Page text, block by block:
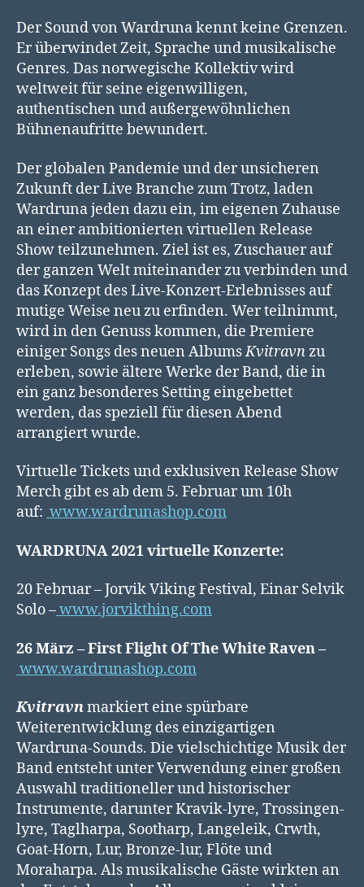
Der Sound von Wardruna kennt keine Grenzen.
Er überwindet Zeit, Sprache und musikalische
Genres. Das norwegische Kollektiv wird
weltweit für seine eigenwilligen,
authentischen und außergewöhnlichen
Bühnenaufritte bewundert.
Der globalen Pandemie und der unsicheren
Zukunft der Live Branche zum Trotz, laden
Wardruna jeden dazu ein, im eigenen Zuhause
an einer ambitionierten virtuellen Release
Show teilzunehmen. Ziel ist es, Zuschauer auf
der ganzen Welt miteinander zu verbinden und
das Konzept des Live-Konzert-Erlebnisses auf
mutige Weise neu zu erfinden. Wer teilnimmt,
wird in den Genuss kommen, die Premiere
einiger Songs des neuen AlbumsKvitravnzu
erleben, sowie ältere Werke der Band, die in
ein ganz besonderes Setting eingebettet
werden, das speziell für diesen Abend
arrangiert wurde.
Virtuelle Tickets und exklusiven Release Show
Merch gibt es ab dem 5. Februar um 10h
auf: www.wardrunashop.com
WARDRUNA 2021 virtuelle Konzerte:
20 Februar – Jorvik Viking Festival, Einar Selvik
Solo –www.jorvikthing.com
26 März – First Flight Of The White Raven –
www.wardrunashop.com
Kvitravnmarkiert eine spürbare
Weiterentwicklung des einzigartigen
Wardruna-Sounds. Die vielschichtige Musik der
Band entsteht unter Verwendung einer großen
Auswahl traditioneller und historischer
Instrumente, darunter Kravik-lyre, Trossingen-
lyre, Taglharpa, Sootharp, Langeleik, Crwth,
Goat-Horn, Lur, Bronze-lur, Flöte und
Moraharpa. Als musikalische Gäste wirkten an